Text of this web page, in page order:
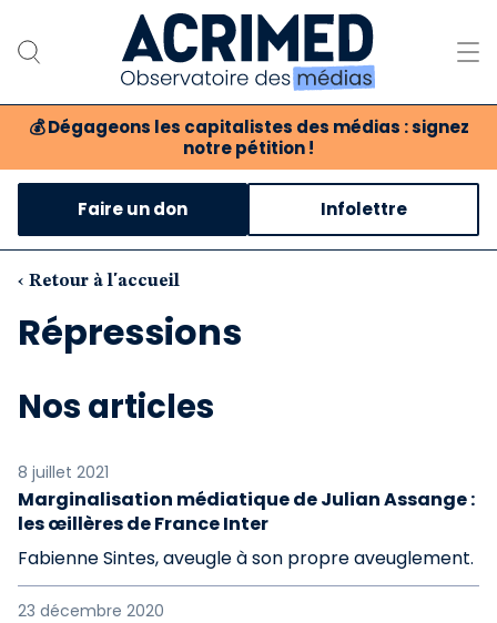
💰 Dégageons les capitalistes des médias : signez
notre pétition !
Notre association
Notre critique des médias
Nos propositions
Notre revue
Boutique
Faire un don Infolettre
‹ Retour à l'accueil
Répressions
Nos articles
8 juillet 2021
Marginalisation médiatique de Julian Assange :
les œillères de France Inter
Fabienne Sintes, aveugle à son propre aveuglement.
23 décembre 2020